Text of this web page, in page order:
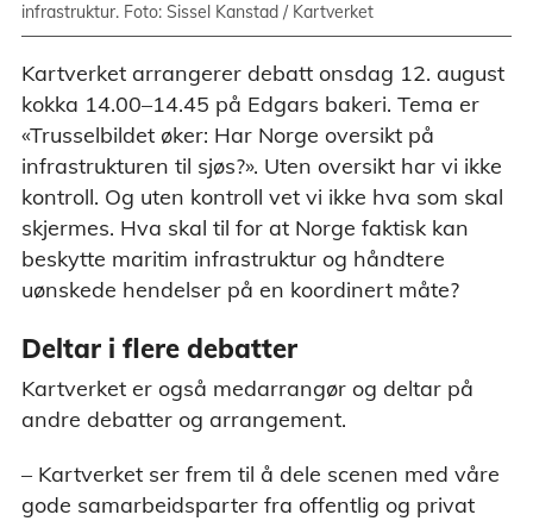
infrastruktur. Foto: Sissel Kanstad / Kartverket
Kartverket arrangerer debatt onsdag 12. august
kokka 14.00–14.45 på Edgars bakeri. Tema er
«Trusselbildet øker: Har Norge oversikt på
infrastrukturen til sjøs?». Uten oversikt har vi ikke
kontroll. Og uten kontroll vet vi ikke hva som skal
skjermes.​ Hva skal til for at Norge faktisk kan
beskytte maritim infrastruktur og håndtere
uønskede hendelser på en koordinert måte?
Deltar i flere debatter
Kartverket er også medarrangør og deltar på
andre debatter og arrangement.
– Kartverket ser frem til å dele scenen med våre
gode samarbeidsparter fra offentlig og privat